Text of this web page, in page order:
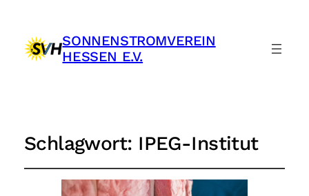
SONNENSTROMVEREIN
HESSEN E.V.
Schlagwort: IPEG-Institut